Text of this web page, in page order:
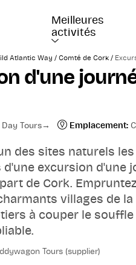
Meilleures
activités
Atlantic Way / Comté de Cork /
d'une
Day Tours Emplacement:
des sites naturels
d'une excursion d'une
de Cork.
villages de
à couper le
Tours (supplier)